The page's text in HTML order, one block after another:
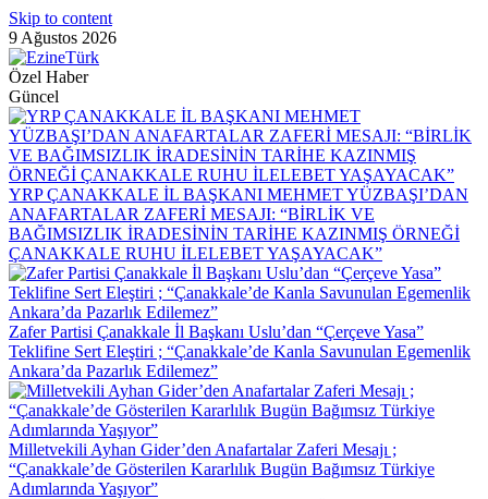
Skip to content
9 Ağustos 2026
Özel Haber
Güncel
YRP ÇANAKKALE İL BAŞKANI MEHMET YÜZBAŞI’DAN
ANAFARTALAR ZAFERİ MESAJI: “BİRLİK VE
BAĞIMSIZLIK İRADESİNİN TARİHE KAZINMIŞ ÖRNEĞİ
ÇANAKKALE RUHU İLELEBET YAŞAYACAK”
Zafer Partisi Çanakkale İl Başkanı Uslu’dan “Çerçeve Yasa”
Teklifine Sert Eleştiri ; “Çanakkale’de Kanla Savunulan Egemenlik
Ankara’da Pazarlık Edilemez”
Milletvekili Ayhan Gider’den Anafartalar Zaferi Mesajı ;
“Çanakkale’de Gösterilen Kararlılık Bugün Bağımsız Türkiye
Adımlarında Yaşıyor”